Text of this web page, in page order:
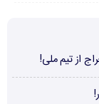
از تیم ملی!